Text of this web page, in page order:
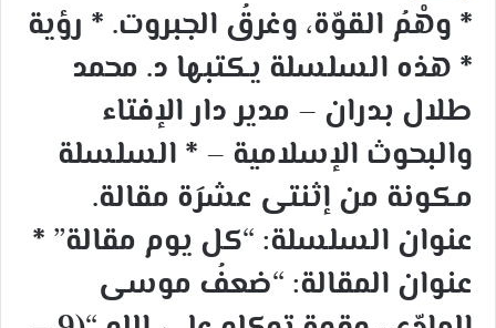
* وهْمُ القوّة، وغرقُ الجبروت. * رؤية
* هذه السلسلة يكتبها د. محمد
طلال بدران – مدير دار الإفتاء
والبحوث الإسلامية – * السلسلة
مكونة من إثنتى عشرَة مقالة.
عنوان السلسلة: “كل يوم مقالة” *
عنوان المقالة: “ضعفُ موسى